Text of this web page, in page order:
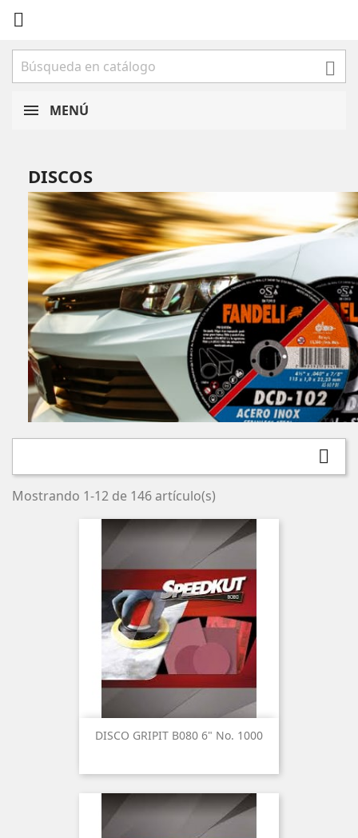


MENÚ
DISCOS

Mostrando 1-12 de 146 artículo(s)
DISCO GRIPIT B080 6" No. 1000